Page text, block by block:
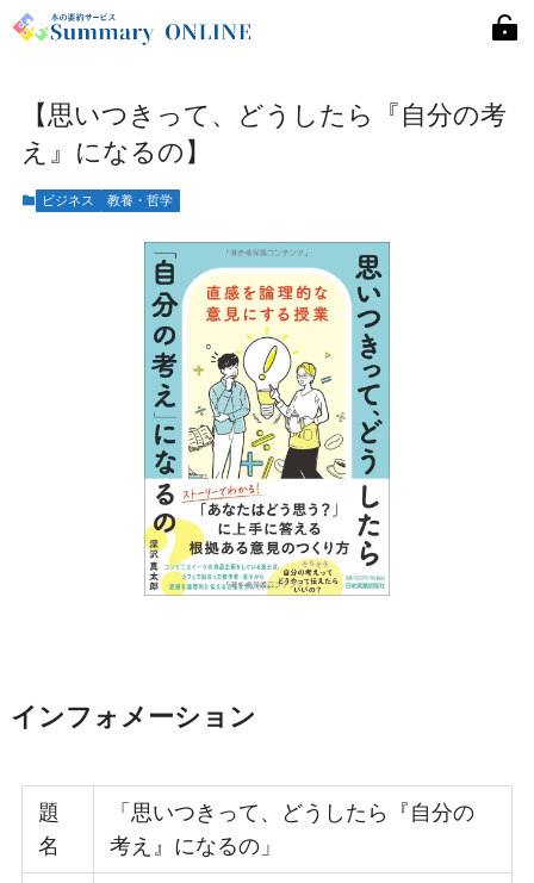
【思いつきって、どうしたら『自分の考
え』になるの】
ビジネス 教養・哲学
インフォメーション
題
名
「思いつきって、どうしたら『自分の
考え』になるの」